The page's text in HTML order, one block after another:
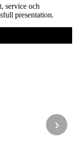
service och
presentation.
›